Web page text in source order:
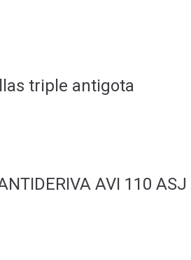
triple antigota
AVI 110 ASJ